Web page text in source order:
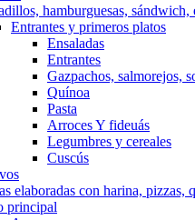
hamburguesas, sándwich,
Entrantes y primeros platos
Ensaladas
Entrantes
Gazpachos, salmorejos,
Quínoa
Pasta
Arroces Y fideuás
Legumbres y cereales
Cuscús
elaboradas con harina, pizzas,
principal